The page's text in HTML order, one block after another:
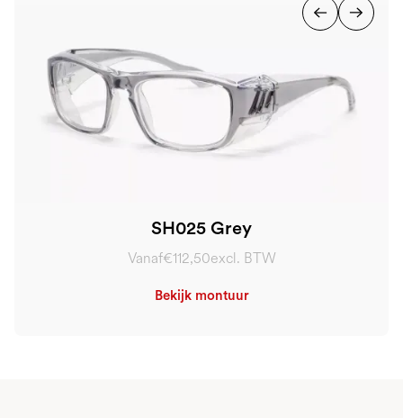
SH025 Grey
Vanaf€112,50excl. BTW
Bekijk montuur